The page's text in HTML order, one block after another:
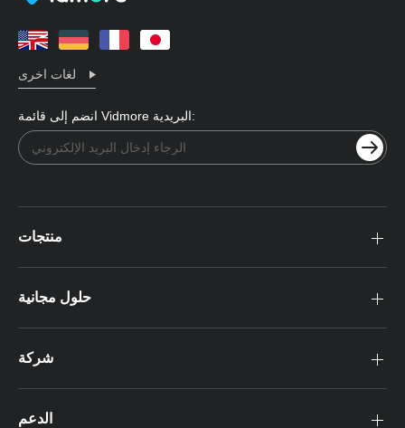
لغات اخرى
انضم إلى قائمة Vidmore البريدية:
منتجات
حلول مجانية
شركة
الدعم